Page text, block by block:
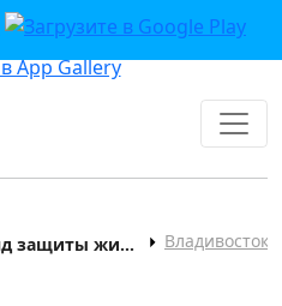
Общественный фонд защиты животных "ДРУГ" Владивосток